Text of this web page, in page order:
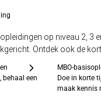
opleidingen op niveau 2, 3
Ontdek ook de
behaal een
MBO-
Doe in korte
maak kennis